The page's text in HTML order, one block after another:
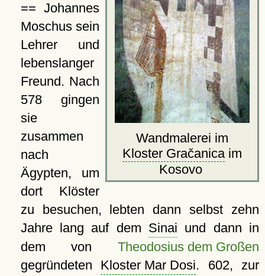
Wandmalerei im
Kloster Gračanica im
Kosovo
== Johannes
Moschus sein
Lehrer und
lebenslanger
Freund. Nach
578 gingen
sie
zusammen
nach
Ägypten, um
dort Klöster
zu besuchen, lebten dann selbst zehn
Jahre lang auf dem Sinai und dann in
dem von Theodosius dem Großen
gegründeten Kloster Mar Dosi. 602, zur